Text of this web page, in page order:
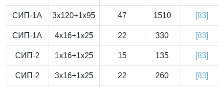
СИП-1А 3x120+1x95 47 1510 [83]
СИП-1А 4x16+1x25 22 330 [83]
СИП-2 1x16+1x25 15 135 [83]
СИП-2 3x16+1x25 22 260 [83]